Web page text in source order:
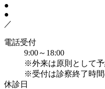
●
●
／
電話受付
9:00～18:00
※外来は原則として予
※受付は診察終了時間
休診日